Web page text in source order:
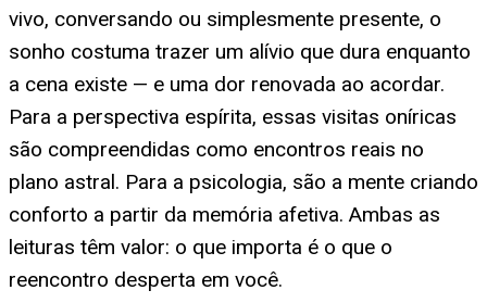
vivo, conversando ou simplesmente presente, o
sonho costuma trazer um alívio que dura enquanto
a cena existe — e uma dor renovada ao acordar.
Para a perspectiva espírita, essas visitas oníricas
são compreendidas como encontros reais no
plano astral. Para a psicologia, são a mente criando
conforto a partir da memória afetiva. Ambas as
leituras têm valor: o que importa é o que o
reencontro desperta em você.